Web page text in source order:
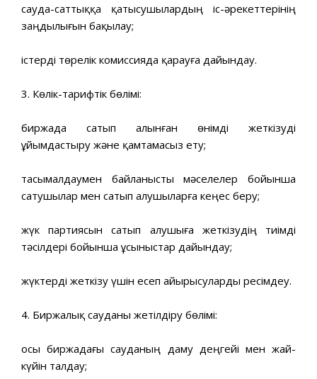
сауда-саттыққа қатысушылардың іс-әрекеттерінің
заңдылығын бақылау;
істерді төрелік комиссияда қарауға дайындау.
3. Көлік-тарифтік бөлімі:
биржада сатып алынған өнімді жеткізуді
ұйымдастыру және қамтамасыз ету;
тасымалдаумен байланысты мәселелер бойынша
сатушылар мен сатып алушыларға кеңес беру;
жүк партиясын сатып алушыға жеткізудің тиімді
тәсілдері бойынша ұсыныстар дайындау;
жүктерді жеткізу үшін есеп айырысуларды ресімдеу.
4. Биржалық сауданы жетілдіру бөлімі:
осы биржадағы сауданың даму деңгейі мен жай-
күйін талдау;